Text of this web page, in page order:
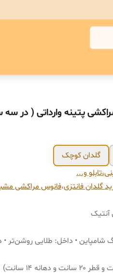
پتینه وارداتی ( در سه
گلدان کوچک
و...
گلدان فانتزی،فانوس مراکشی
آنتیک
شامپاین • داخل: طلایی روشن‌تر